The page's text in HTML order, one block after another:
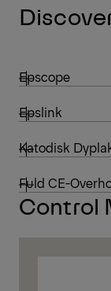
Epscope
Epslink
Katodisk
Fuld CE-
Control